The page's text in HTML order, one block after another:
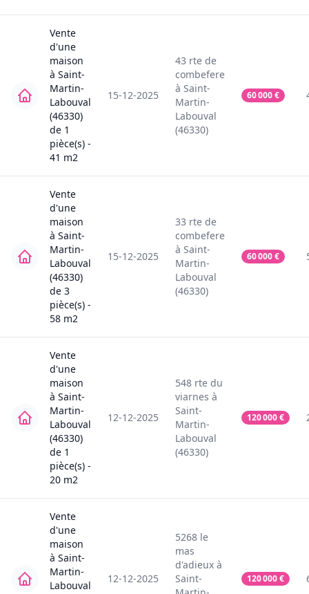
Vente
d'une
maison
à Saint-
Martin-
Labouval
(46330)
de 1
pièce(s) -
41 m2
15-12-2025
43 rte de
combefere
à Saint-
Martin-
Labouval
(46330)
60 000€
Vente
d'une
maison
à Saint-
Martin-
Labouval
(46330)
de 3
pièce(s) -
58 m2
15-12-2025
33 rte de
combefere
à Saint-
Martin-
Labouval
(46330)
60 000€
Vente
d'une
maison
à Saint-
Martin-
Labouval
(46330)
de 1
pièce(s) -
20 m2
12-12-2025
548 rte du
viarnes à
Saint-
Martin-
Labouval
(46330)
120 000€
Vente
d'une
maison
à Saint-
Martin-
Labouval
12-12-2025
5268 le
mas
d'adieux à
Saint-
120 000€